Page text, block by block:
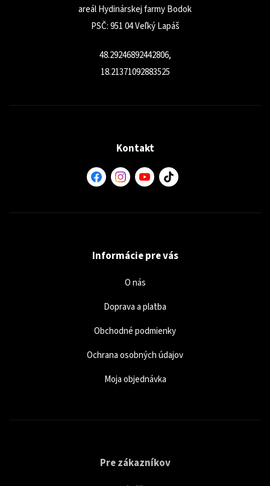
areál Hydinárskej farmy Bodok
PSČ: 951 04 Veľký Lapáš
48.29246892442806,
18.21371092883525
Kontakt
Informácie pre vás
O nás
Doprava a platba
Obchodné podmienky
Ochrana osobných údajov
Moja objednávka
Pre zákazníkov